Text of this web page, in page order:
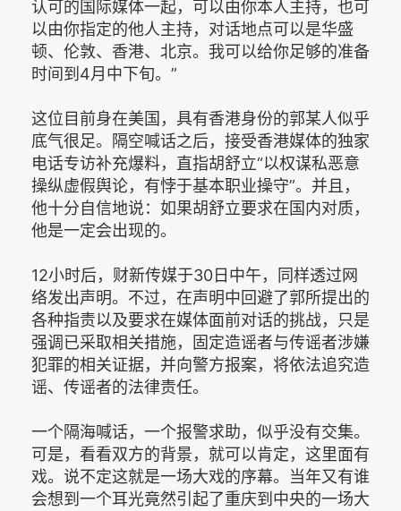
认可的国际媒体一起，可以由你本人主持，也可
以由你指定的他人主持，对话地点可以是华盛
顿、伦敦、香港、北京。我可以给你足够的准备
时间到4月中下旬。”
这位目前身在美国，具有香港身份的郭某人似乎
底气很足。隔空喊话之后，接受香港媒体的独家
电话专访补充爆料，直指胡舒立“以权谋私恶意
操纵虚假舆论，有悖于基本职业操守”。并且，
他十分自信地说：如果胡舒立要求在国内对质，
他是一定会出现的。
12小时后，财新传媒于30日中午，同样透过网
络发出声明。不过，在声明中回避了郭所提出的
各种指责以及要求在媒体面前对话的挑战，只是
强调已采取相关措施，固定造谣者与传谣者涉嫌
犯罪的相关证据，并向警方报案，将依法追究造
谣、传谣者的法律责任。
一个隔海喊话，一个报警求助，似乎没有交集。
可是，看看双方的背景，就可以肯定，这里面有
戏。说不定这就是一场大戏的序幕。当年又有谁
会想到一个耳光竟然引起了重庆到中央的一场大